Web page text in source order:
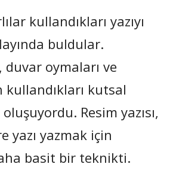
kullandıkları yazıyı
buldular.
oymaları ve
kutsal
Resim yazısı,
yazı yazmak için
basit bir teknikti.